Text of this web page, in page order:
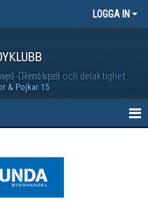
LOGGA IN
Allas rätt att vara med - Rent spel
& Pojkar 15